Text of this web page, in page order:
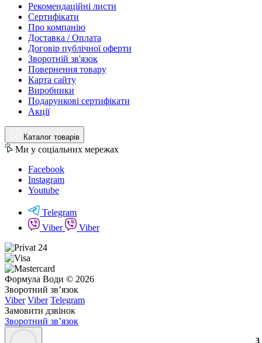
3
Рекомендаційні листи
Сертифікати
Про компанію
Доставка / Оплата
Договір публічної оферти
Зворотній зв'язок
Повернення товару
Карта сайту
Виробники
Подарункові сертифікати
Акції
Каталог товарів
Ми у соціальних мережах
Facebook
Instagram
Youtube
Telegram
Viber
Viber
Формула Води © 2026
Зворотний зв’язок
Viber Viber Telegram
Замовити дзвінок
Зворотний зв’язок